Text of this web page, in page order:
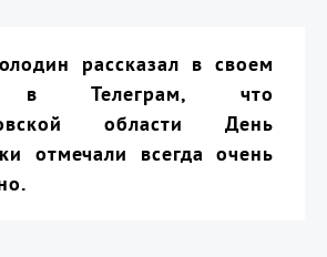
рассказал в своем
в Телеграм, что
области День
отмечали всегда очень